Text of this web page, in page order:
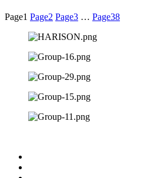
Page1 Page2 Page3 … Page38